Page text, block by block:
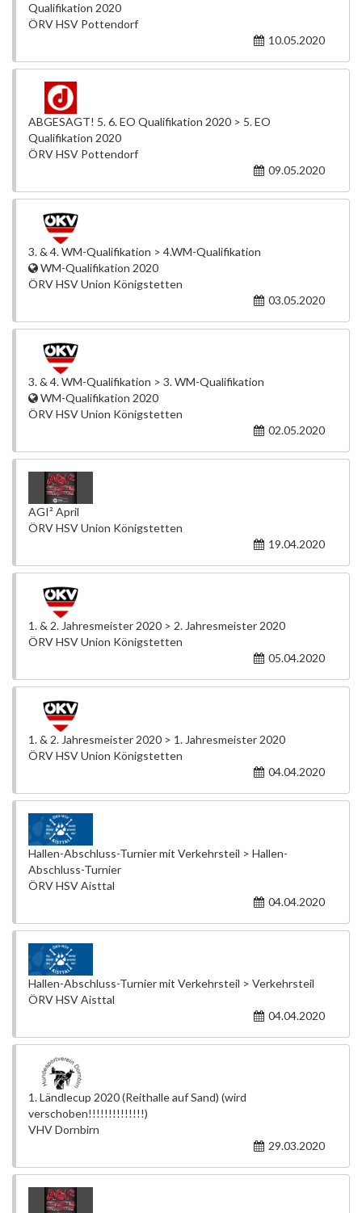
Qualifikation 2020
ÖRV HSV Pottendorf
10.05.2020
ABGESAGT! 5. 6. EO Qualifikation 2020 > 5. EO
Qualifikation 2020
ÖRV HSV Pottendorf
09.05.2020
3. & 4. WM-Qualifikation > 4.WM-Qualifikation
WM-Qualifikation 2020
ÖRV HSV Union Königstetten
03.05.2020
3. & 4. WM-Qualifikation > 3. WM-Qualifikation
WM-Qualifikation 2020
ÖRV HSV Union Königstetten
02.05.2020
AGI² April
ÖRV HSV Union Königstetten
19.04.2020
1. & 2. Jahresmeister 2020 > 2. Jahresmeister 2020
ÖRV HSV Union Königstetten
05.04.2020
1. & 2. Jahresmeister 2020 > 1. Jahresmeister 2020
ÖRV HSV Union Königstetten
04.04.2020
Hallen-Abschluss-Turnier mit Verkehrsteil > Hallen-
Abschluss-Turnier
ÖRV HSV Aisttal
04.04.2020
Hallen-Abschluss-Turnier mit Verkehrsteil > Verkehrsteil
ÖRV HSV Aisttal
04.04.2020
1. Ländlecup 2020 (Reithalle auf Sand) (wird
verschoben!!!!!!!!!!!!!!)
VHV Dornbirn
29.03.2020